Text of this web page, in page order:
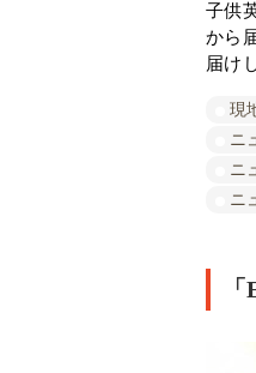
子供
から
届け
現
ニ
ニ
ニ